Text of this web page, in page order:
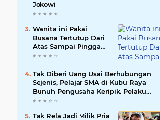
Jokowi
Wanita ini Pakai
Busana Tertutup Dari
Atas Sampai Pinggang
Doang! Lihat
Celana?
Tak Diberi Uang Usai Berhubungan
Sejenis, Pelajar SMA di Kubu Raya
Bunuh Pengusaha Keripik. Pelaku
ditangkap di Jalan Adisucipto
Tak Rela Jadi Milik Pria